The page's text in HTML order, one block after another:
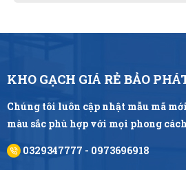
KHO GẠCH GIÁ RẺ BẢO
Chúng tôi luôn cập nhật mẫu mã
màu sắc phù hợp với mọi phong
0329347777 - 0973696918